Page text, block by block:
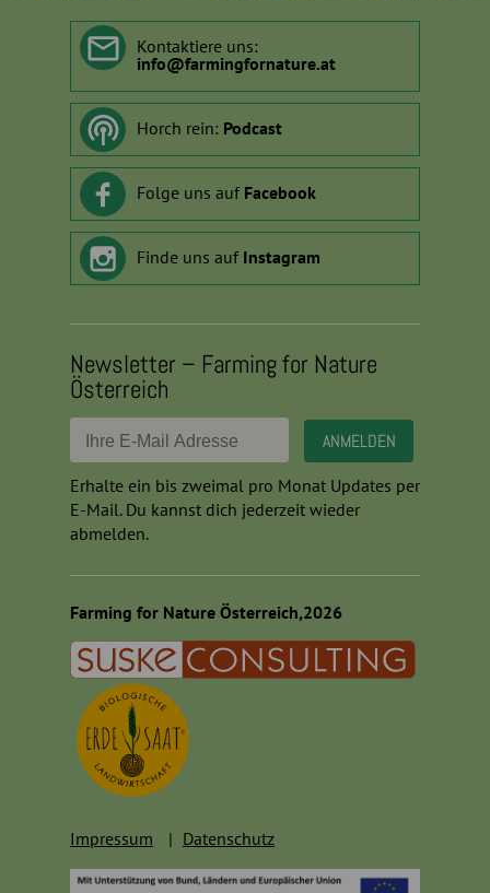
Kontaktiere uns:
info@farmingfornature.at
Horch rein: Podcast
Folge uns auf Facebook
Finde uns auf Instagram
Newsletter – Farming for Nature
Österreich
Erhalte ein bis zweimal pro Monat Updates per
E-Mail. Du kannst dich jederzeit wieder
abmelden.
Farming for Nature Österreich,2026
Impressum Datenschutz